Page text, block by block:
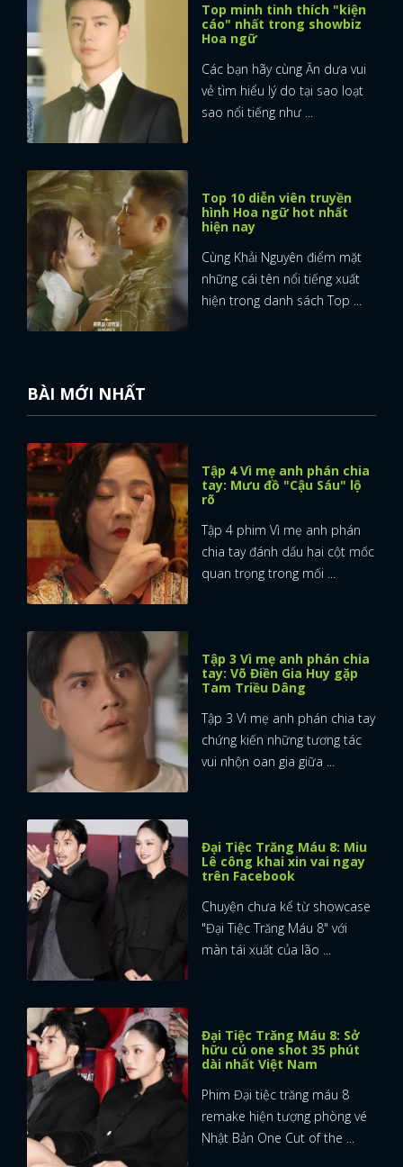
Top minh tinh thích "kiện
cáo" nhất trong showbiz
Hoa ngữ
Các bạn hãy cùng Ăn dưa vui
vẻ tìm hiểu lý do tại sao loạt
sao nổi tiếng như ...
Top 10 diễn viên truyền
hình Hoa ngữ hot nhất
hiện nay
Cùng Khải Nguyên điểm mặt
những cái tên nổi tiếng xuất
hiện trong danh sách Top ...
BÀI MỚI NHẤT
Tập 4 Vì mẹ anh phán chia
tay: Mưu đồ "Cậu Sáu" lộ
rõ
Tập 4 phim Vì mẹ anh phán
chia tay đánh dấu hai cột mốc
quan trọng trong mối ...
Tập 3 Vì mẹ anh phán chia
tay: Võ Điền Gia Huy gặp
Tam Triều Dâng
Tập 3 Vì mẹ anh phán chia tay
chứng kiến những tương tác
vui nhộn oan gia giữa ...
Đại Tiệc Trăng Máu 8: Miu
Lê công khai xin vai ngay
trên Facebook
Chuyện chưa kể từ showcase
"Đại Tiệc Trăng Máu 8" với
màn tái xuất của lão ...
Đại Tiệc Trăng Máu 8: Sở
hữu cú one shot 35 phút
dài nhất Việt Nam
Phim Đại tiệc trăng máu 8
remake hiện tượng phòng vé
Nhật Bản One Cut of the ...